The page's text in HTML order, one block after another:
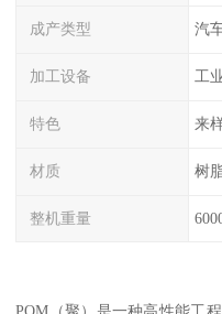
成产类型 汽
加工设备 工
特色 来
材质 树
整机重量